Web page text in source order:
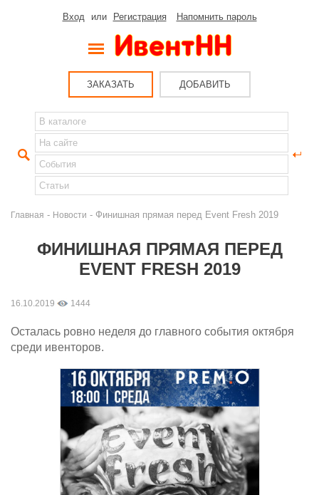
Вход или Регистрация Напомнить пароль
ЗАКАЗАТЬ ДОБАВИТЬ
Главная - Новости - Финишная прямая перед Event Fresh 2019
ФИНИШНАЯ ПРЯМАЯ ПЕРЕД
EVENT FRESH 2019
16.10.2019 1444
Осталась ровно неделя до главного события октября
среди ивенторов.